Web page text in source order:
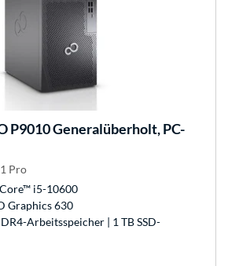
P9010 Generalüberholt, PC-
Pro
i5-10600
Graphics 630
Arbeitsspeicher | 1 TB SSD-